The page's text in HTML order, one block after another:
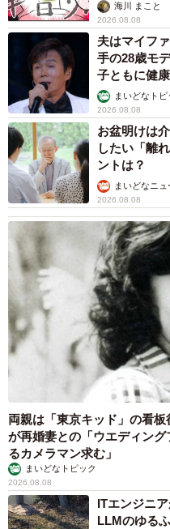
海川 まこと
2026.08.08
夫はマイフ
手の28歳モ
子ともに健
まいどなトピ
2026.08.08
お盆明けは
したい「離
ントは？
まいどなニ
2026.08.08
両親は「東京キッド」の看
が再婚妻との「ウエディン
るカメラマン求む」
まいどなトピック
2026.08.08
ITエンジニ
LLMのゆる